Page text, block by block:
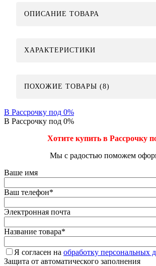
ОПИСАНИЕ ТОВАРА
ХАРАКТЕРИСТИКИ
ПОХОЖИЕ ТОВАРЫ (8)
В Рассрочку под 0%
В Рассрочку под 0%
Хотите купить в Рассрочку
Мы с радостью поможем
Ваше имя
Ваш телефон*
Электронная почта
Название товара*
Я согласен на обработку персональных
Защита от автоматического заполнения